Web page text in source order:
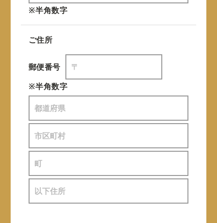
※半角数字
ご住所
郵便番号
※半角数字